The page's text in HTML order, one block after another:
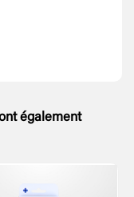
également